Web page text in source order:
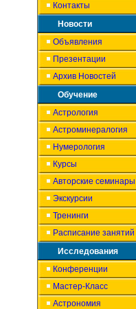
Контакты
Новости
Объявления
Презентации
Архив Новостей
Обучение
Астрология
Астроминералогия
Нумерология
Курсы
Авторские семинары
Экскурсии
Тренинги
Расписание занятий
Исследования
Конференции
Мастер-Класс
Астрономия